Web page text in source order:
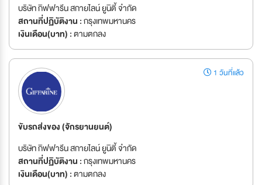
บริษัท กิฟฟารีน สกายไลน์ ยูนิตี้ จำกัด
สถานที่ปฏิบัติงาน :กรุงเทพมหานคร
เงินเดือน(บาท) :ตามตกลง
1 วันที่แล้ว
ขับรถส่งของ (จักรยานยนต์)
บริษัท กิฟฟารีน สกายไลน์ ยูนิตี้ จำกัด
สถานที่ปฏิบัติงาน :กรุงเทพมหานคร
เงินเดือน(บาท) :ตามตกลง